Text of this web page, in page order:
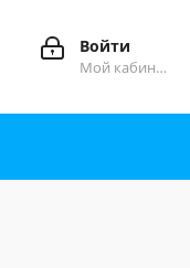
Войти
Мой кабинет